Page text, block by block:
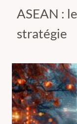
ASEAN :
stratégie